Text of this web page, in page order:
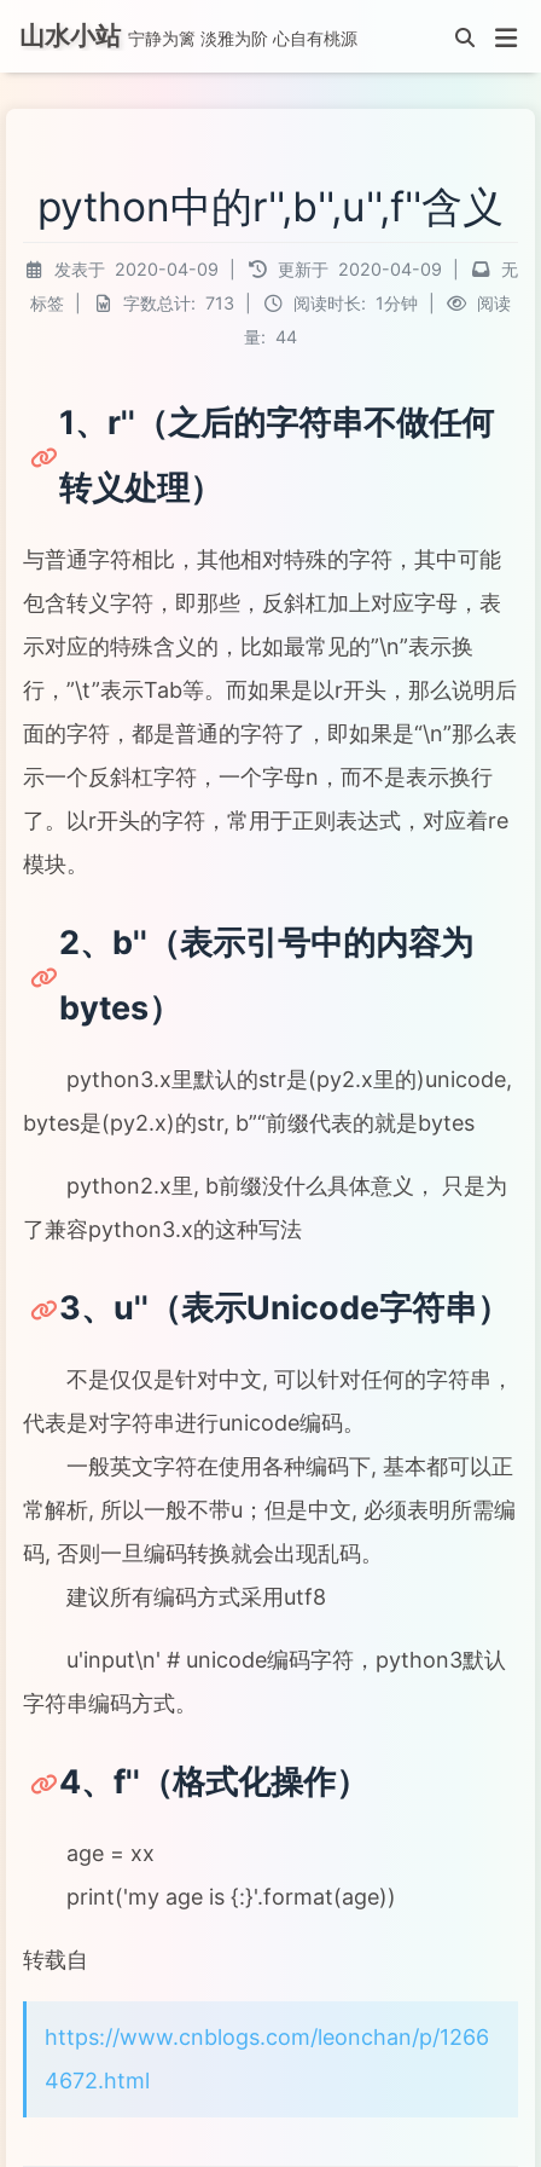
山水小站 宁静为篱 淡雅为阶 心自有桃源
python中的r'',b'',u'',f''含义
发表于 2020-04-09 更新于 2020-04-09
无
标签
字数总计: 713 阅读时长: 1分钟
阅读
量: 44
1、r''（之后的字符串不做任何
转义处理）
与普通字符相比，其他相对特殊的字符，其中可能
包含转义字符，即那些，反斜杠加上对应字母，表
示对应的特殊含义的，比如最常见的”\n”表示换
行，”\t”表示Tab等。而如果是以r开头，那么说明后
面的字符，都是普通的字符了，即如果是“\n”那么表
示一个反斜杠字符，一个字母n，而不是表示换行
了。以r开头的字符，常用于正则表达式，对应着re
模块。
2、b''（表示引号中的内容为
bytes）
python3.x里默认的str是(py2.x里的)unicode,
bytes是(py2.x)的str, b”“前缀代表的就是bytes
python2.x里, b前缀没什么具体意义， 只是为
了兼容python3.x的这种写法
3、u''（表示Unicode字符串）
不是仅仅是针对中文, 可以针对任何的字符串，
代表是对字符串进行unicode编码。
一般英文字符在使用各种编码下, 基本都可以正
常解析, 所以一般不带u；但是中文, 必须表明所需编
码, 否则一旦编码转换就会出现乱码。
建议所有编码方式采用utf8
u'input\n' # unicode编码字符，python3默认
字符串编码方式。
4、f''（格式化操作）
age = xx
print('my age is {:}'.format(age))
转载自
https://www.cnblogs.com/leonchan/p/1266
4672.html